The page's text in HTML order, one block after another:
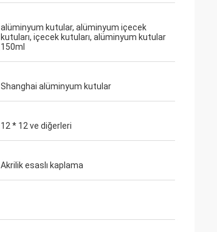
alüminyum kutular, alüminyum içecek
kutuları, içecek kutuları, alüminyum kutular
150ml
Shanghai alüminyum kutular
12 * 12 ve diğerleri
Akrilik esaslı kaplama